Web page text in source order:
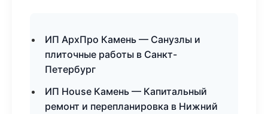
ИП АрхПро Камень — Санузлы и
плиточные работы в Санкт-
Петербург
ИП House Камень — Капитальный
ремонт и перепланировка в Нижний